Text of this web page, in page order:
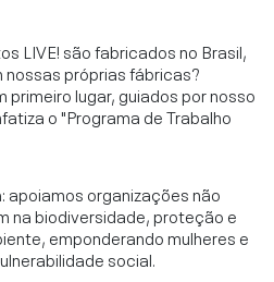
LIVE! são fabricados no Brasil,
próprias fábricas?
lugar, guiados por nosso
o "Programa de Trabalho
apoiamos organizações não
na biodiversidade, proteção e
emponderando mulheres e
social.